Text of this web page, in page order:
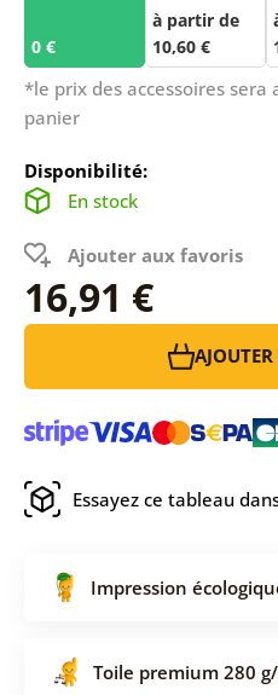
0 €
à partir de
10,60 €
*le prix des accessoires
panier
Disponibilité:
En stock
Ajouter aux favoris
16,91 €
Essayez ce tableau
Impression
Toile premium 280